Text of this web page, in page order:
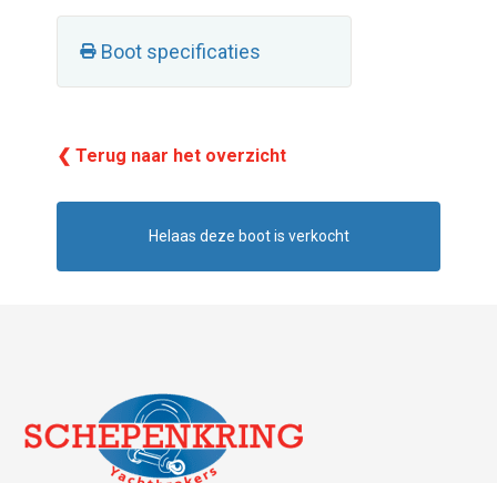
Boot specificaties
❮ Terug naar het overzicht
Helaas deze boot is verkocht